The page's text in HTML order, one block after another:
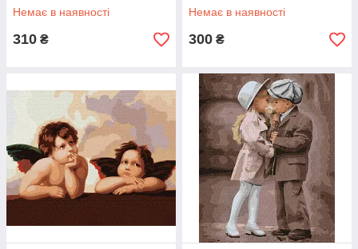
Немає в наявності
310 ₴
Немає в наявності
300 ₴